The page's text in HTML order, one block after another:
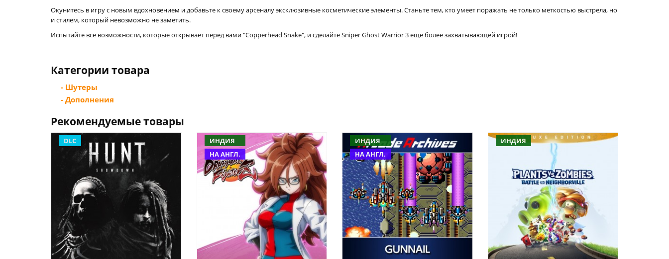
Окунитесь в игру с новым вдохновением и добавьте к своему арсеналу эксклюзивные косметические элементы. Станьте тем, кто умеет поражать не только меткостью выстрела, но
и стилем, который невозможно не заметить.
Испытайте все возможности, которые открывает перед вами "Copperhead Snake", и сделайте Sniper Ghost Warrior 3 еще более захватывающей игрой!
Категории товара
- Шутеры
- Дополнения
Рекомендуемые товары
DLC
ИНДИЯ
НА АНГЛ.
ИНДИЯ
НА АНГЛ.
ИНДИЯ